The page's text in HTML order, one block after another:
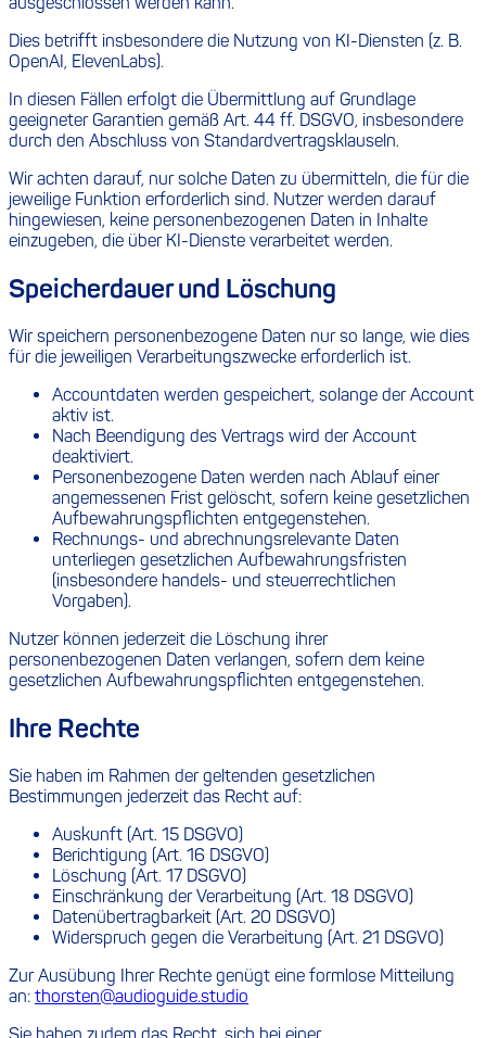
Dies betrifft insbesondere die Nutzung von KI-Diensten (z. B.
OpenAI, ElevenLabs).
In diesen Fällen erfolgt die Übermittlung auf Grundlage
geeigneter Garantien gemäß Art. 44 ff. DSGVO, insbesondere
durch den Abschluss von Standardvertragsklauseln.
Wir achten darauf, nur solche Daten zu übermitteln, die für die
jeweilige Funktion erforderlich sind. Nutzer werden darauf
hingewiesen, keine personenbezogenen Daten in Inhalte
einzugeben, die über KI-Dienste verarbeitet werden.
Speicherdauer und Löschung
Wir speichern personenbezogene Daten nur so lange, wie dies
für die jeweiligen Verarbeitungszwecke erforderlich ist.
Accountdaten werden gespeichert, solange der Account
aktiv ist.
Nach Beendigung des Vertrags wird der Account
deaktiviert.
Personenbezogene Daten werden nach Ablauf einer
angemessenen Frist gelöscht, sofern keine gesetzlichen
Aufbewahrungspflichten entgegenstehen.
Rechnungs- und abrechnungsrelevante Daten
unterliegen gesetzlichen Aufbewahrungsfristen
(insbesondere handels- und steuerrechtlichen
Vorgaben).
Nutzer können jederzeit die Löschung ihrer
personenbezogenen Daten verlangen, sofern dem keine
gesetzlichen Aufbewahrungspflichten entgegenstehen.
Ihre Rechte
Sie haben im Rahmen der geltenden gesetzlichen
Bestimmungen jederzeit das Recht auf:
Auskunft (Art. 15 DSGVO)
Berichtigung (Art. 16 DSGVO)
Löschung (Art. 17 DSGVO)
Einschränkung der Verarbeitung (Art. 18 DSGVO)
Datenübertragbarkeit (Art. 20 DSGVO)
Widerspruch gegen die Verarbeitung (Art. 21 DSGVO)
Zur Ausübung Ihrer Rechte genügt eine formlose Mitteilung
an: thorsten@audioguide.studio